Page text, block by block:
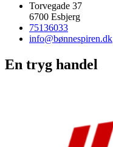
Torvegade 37
6700 Esbjerg
75136033
info@bønnespiren.dk
En tryg handel